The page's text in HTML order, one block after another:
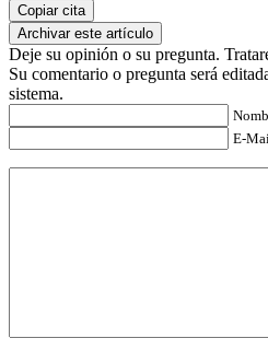
Copiar cita
Archivar este artículo
Deje su opinión o su pregunta.
Su comentario o pregunta será
sistema.
E-